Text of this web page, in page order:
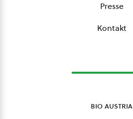
Presse
Kontakt
bio austria